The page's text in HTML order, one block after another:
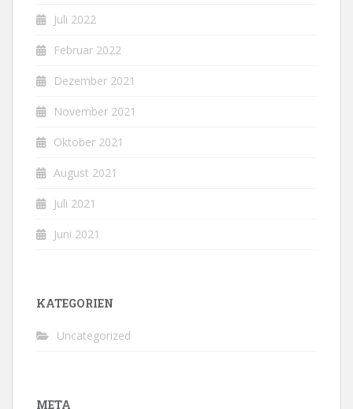
Juli 2022
Februar 2022
Dezember 2021
November 2021
Oktober 2021
August 2021
Juli 2021
Juni 2021
KATEGORIEN
Uncategorized
META